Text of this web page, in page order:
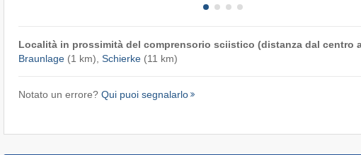
Località in prossimità del comprensorio sciistico (distanza dal centro
Braunlage(1 km), Schierke(11 km)
Notato un errore? Qui puoi segnalarlo